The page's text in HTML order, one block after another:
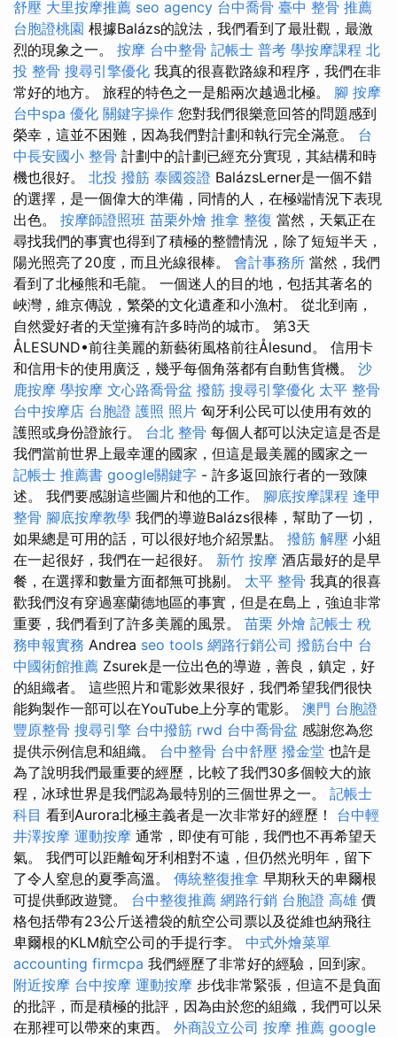
舒壓 大里按摩推薦 seo agency 台中喬骨 臺中 整骨 推薦
台胞證桃園 根據Balázs的說法，我們看到了最壯觀，最激
烈的現象之一。 按摩 台中整骨 記帳士 普考 學按摩課程 北
投 整骨 搜尋引擎優化 我真的很喜歡路線和程序，我們在非
常好的地方。 旅程的特色之一是船兩次越過北極。 腳 按摩
台中spa 優化 關鍵字操作 您對我們很樂意回答的問題感到
榮幸，這並不困難，因為我們對計劃和執行完全滿意。 台
中長安國小 整骨 計劃中的計劃已經充分實現，其結構和時
機也很好。 北投 撥筋 泰國簽證 BalázsLerner是一個不錯
的選擇，是一個偉大的準備，同情的人，在極端情況下表現
出色。 按摩師證照班 苗栗外燴 推拿 整復 當然，天氣正在
尋找我們的事實也得到了積極的整體情況，除了短短半天，
陽光照亮了20度，而且光線很棒。 會計事務所 當然，我們
看到了北極熊和毛龍。 一個迷人的目的地，包括其著名的
峽灣，維京傳說，繁榮的文化遺產和小漁村。 從北到南，
自然愛好者的天堂擁有許多時尚的城市。 第3天
ÅLESUND•前往美麗的新藝術風格前往Ålesund。 信用卡
和信用卡的使用廣泛，幾乎每個角落都有自動售貨機。 沙
鹿按摩 學按摩 文心路喬骨盆 撥筋 搜尋引擎優化 太平 整骨
台中按摩店 台胞證 護照 照片 匈牙利公民可以使用有效的
護照或身份證旅行。 台北 整骨 每個人都可以決定這是否是
我們當前世界上最幸運的國家，但這是最美麗的國家之一
記帳士 推薦書 google關鍵字 - 許多返回旅行者的一致陳
述。 我們要感謝這些圖片和他的工作。 腳底按摩課程 逢甲
整骨 腳底按摩教學 我們的導遊Balázs很棒，幫助了一切，
如果總是可用的話，可以很好地介紹景點。 撥筋 解壓 小組
在一起很好，我們在一起很好。 新竹 按摩 酒店最好的是早
餐，在選擇和數量方面都無可挑剔。 太平 整骨 我真的很喜
歡我們沒有穿過塞蘭德地區的事實，但是在島上，強迫非常
重要，我們看到了許多美麗的風景。 苗栗 外燴 記帳士 稅
務申報實務 Andrea seo tools 網路行銷公司 撥筋台中 台
中國術館推薦 Zsurek是一位出色的導遊，善良，鎮定，好
的組織者。 這些照片和電影效果很好，我們希望我們很快
能夠製作一部可以在YouTube上分享的電影。 澳門 台胞證
豐原整骨 搜尋引擎 台中撥筋 rwd 台中喬骨盆 感謝您為您
提供示例信息和組織。 台中整骨 台中舒壓 撥金堂 也許是
為了說明我們最重要的經歷，比較了我們30多個較大的旅
程，冰球世界是我們認為最特別的三個世界之一。 記帳士
科目 看到Aurora北極主義者是一次非常好的經歷！ 台中輕
井澤按摩 運動按摩 通常，即使有可能，我們也不再希望天
氣。 我們可以距離匈牙利相對不遠，但仍然光明年，留下
了令人窒息的夏季高溫。 傳統整復推拿 早期秋天的卑爾根
可提供郵政遊覽。 台中整復推薦 網路行銷 台胞證 高雄 價
格包括帶有23公斤送禮袋的航空公司票以及從維也納飛往
卑爾根的KLM航空公司的手提行李。 中式外燴菜單
accounting firmcpa 我們經歷了非常好的經驗，回到家。
附近按摩 台中按摩 運動按摩 步伐非常緊張，但這不是負面
的批評，而是積極的批評，因為由於您的組織，我們可以呆
在那裡可以帶來的東西。 外商設立公司 按摩 推薦 google